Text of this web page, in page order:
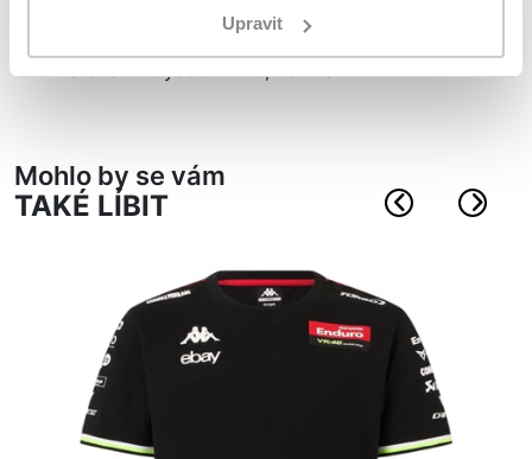
Upravit
vyšívané logo sponzorů ve předu a na bocích
materiál: Polyester 60%, Bavlna 40%
Mohlo by se vám
TAKÉ LÍBIT